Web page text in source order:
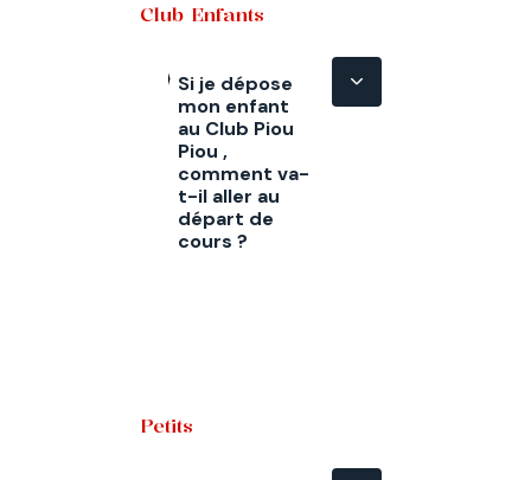
Club Enfants
Si je dépose
mon enfant
au Club Piou
Piou ,
comment va-
t-il aller au
départ de
cours ?
Petits